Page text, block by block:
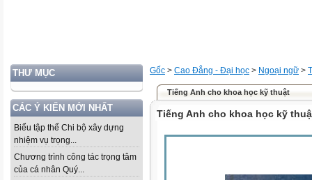
THƯ MỤC
CÁC Ý KIẾN MỚI NHẤT
Biểu tập thể Chi bộ xây dựng
nhiệm vụ trọng...
Chương trình công tác trọng tâm
của cá nhân Quý...
Gốc > Cao Đẳng - Đại học > Ngoại ngữ >
Tiếng Anh cho khoa học kỹ thuật
Tiếng Anh cho khoa học kỹ